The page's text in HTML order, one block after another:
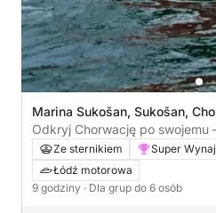
Marina Sukošan, Sukošan,
Odkryj Chorwację po swojemu
rejs statkiem
Ze sternikiem
Super
Łódź motorowa
9 godziny · Dla grup do 6 osób